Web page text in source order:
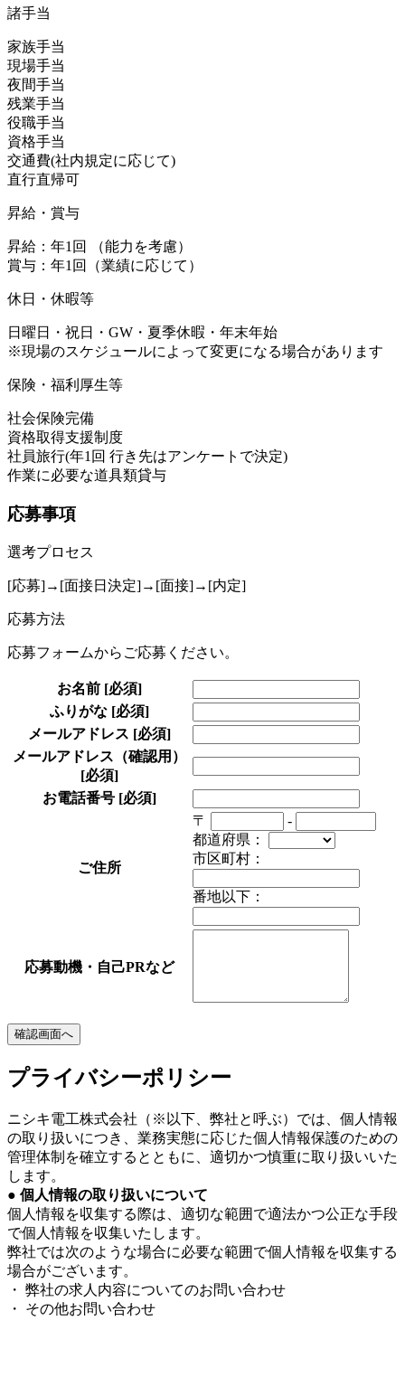
諸手当
家族手当
現場手当
夜間手当
残業手当
役職手当
資格手当
交通費(社内規定に応じて)
直行直帰可
昇給・賞与
昇給：年1回 （能力を考慮）
賞与：年1回（業績に応じて）
休日・休暇等
日曜日・祝日・GW・夏季休暇・年末年始
※現場のスケジュールによって変更になる場合があります
保険・福利厚生等
社会保険完備
資格取得支援制度
社員旅行(年1回 行き先はアンケートで決定)
作業に必要な道具類貸与
応募事項
選考プロセス
[応募]→[面接日決定]→[面接]→[内定]
応募方法
応募フォームからご応募ください。
お名前 [必須]
ふりがな [必須]
メールアドレス [必須]
メールアドレス（確認用）
[必須]
お電話番号 [必須]
ご住所
〒
-
都道府県：
市区町村：
番地以下：
応募動機・自己PRなど
プライバシーポリシー
ニシキ電工株式会社（※以下、弊社と呼ぶ）では、個人情報
の取り扱いにつき、業務実態に応じた個人情報保護のための
管理体制を確立するとともに、適切かつ慎重に取り扱いいた
します。
● 個人情報の取り扱いについて
個人情報を収集する際は、適切な範囲で適法かつ公正な手段
で個人情報を収集いたします。
弊社では次のような場合に必要な範囲で個人情報を収集する
場合がございます。
・ 弊社の求人内容についてのお問い合わせ
・ その他お問い合わせ